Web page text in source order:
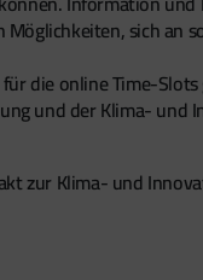
sich an
die online Time-
und der Klima- und
zur Klima- und